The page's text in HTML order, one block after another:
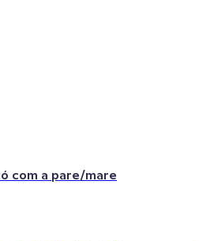
com a pare/mare